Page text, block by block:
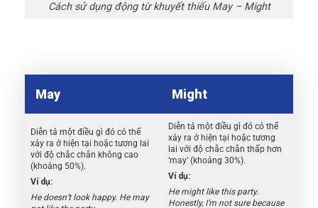
Cách sử dụng động từ khuyết thiếu May – Might
May Might
Diễn tả một điều gì đó có thể
xảy ra ở hiện tại hoặc tương lai
với độ chắc chắn không cao
(khoảng 50%).
Ví dụ:
He doesn’t look happy. He may
Diễn tả một điều gì đó có thể
xảy ra ở hiện tại hoặc tương
lai với độ chắc chắn thấp hơn
‘may’ (khoảng 30%).
Ví dụ:
He might like this party.
Honestly, I’m not sure because